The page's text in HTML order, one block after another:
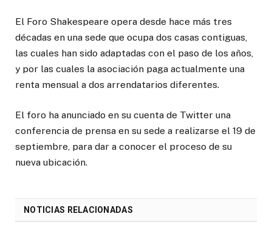
El Foro Shakespeare opera desde hace más tres
décadas en una sede que ocupa dos casas contiguas,
las cuales han sido adaptadas con el paso de los años,
y por las cuales la asociación paga actualmente una
renta mensual a dos arrendatarios diferentes.
El foro ha anunciado en su cuenta de Twitter una
conferencia de prensa en su sede a realizarse el 19 de
septiembre, para dar a conocer el proceso de su
nueva ubicación.
NOTICIAS RELACIONADAS